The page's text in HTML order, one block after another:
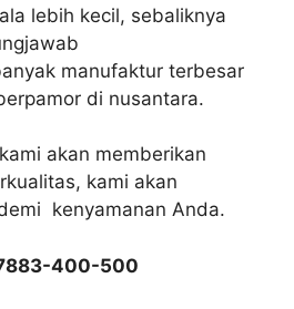
lebih kecil, sebaliknya
manufaktur terbesar
di nusantara.
akan memberikan
kami akan
kenyamanan Anda.
400-500